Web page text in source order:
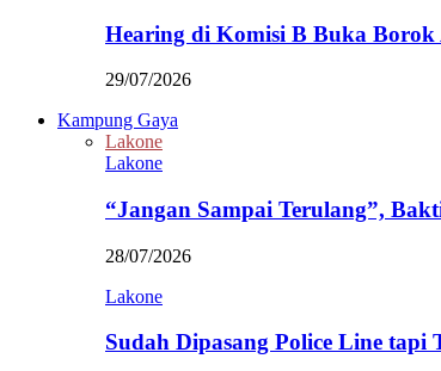
Hearing di Komisi B Buka
29/07/2026
Kampung Gaya
Lakone
Lakone
“Jangan Sampai Terulang”,
28/07/2026
Lakone
Sudah Dipasang Police Line